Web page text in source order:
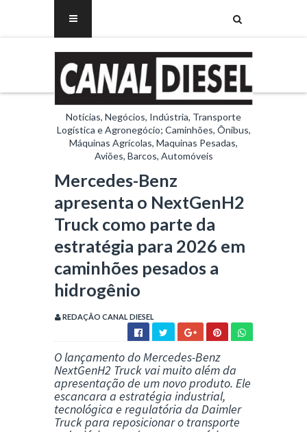
Notícias, Negócios, Indústria, Transporte
Logística e Agronegócio; Caminhões, Ônibus,
Máquinas Agrícolas, Maquinas Pesadas,
Aviões, Barcos, Automóveis
Mercedes-Benz
apresenta o NextGenH2
Truck como parte da
estratégia para 2026 em
caminhões pesados a
hidrogênio
REDAÇÃO CANAL DIESEL
O lançamento doMercedes-Benz
NextGenH2 Truck vai muito além da
apresentação de um novo produto. Ele
escancara a estratégia industrial,
tecnológica e regulatória da Daimler
Truckpara reposicionar o transporte